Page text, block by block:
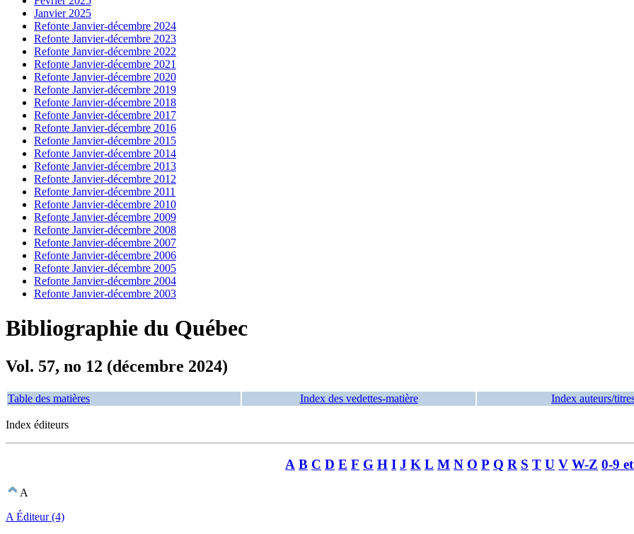
Janvier 2025
Refonte Janvier-décembre 2024
Refonte Janvier-décembre 2023
Refonte Janvier-décembre 2022
Refonte Janvier-décembre 2021
Refonte Janvier-décembre 2020
Refonte Janvier-décembre 2019
Refonte Janvier-décembre 2018
Refonte Janvier-décembre 2017
Refonte Janvier-décembre 2016
Refonte Janvier-décembre 2015
Refonte Janvier-décembre 2014
Refonte Janvier-décembre 2013
Refonte Janvier-décembre 2012
Refonte Janvier-décembre 2011
Refonte Janvier-décembre 2010
Refonte Janvier-décembre 2009
Refonte Janvier-décembre 2008
Refonte Janvier-décembre 2007
Refonte Janvier-décembre 2006
Refonte Janvier-décembre 2005
Refonte Janvier-décembre 2004
Refonte Janvier-décembre 2003
Bibliographie du Québec
Vol. 57, no 12 (décembre 2024)
Table des matières Index des vedettes-matière Index auteurs/
Index éditeurs
A B C D E F G H I J K L M N O P Q R S T U V W-Z 0-9
A
A Éditeur (4)